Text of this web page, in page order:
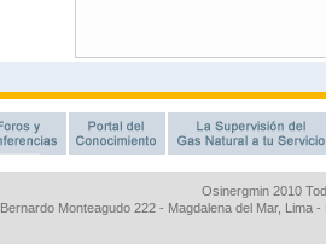
Osinergmin 2010
Bernardo Monteagudo 222 - Magdalena del Mar, Lima